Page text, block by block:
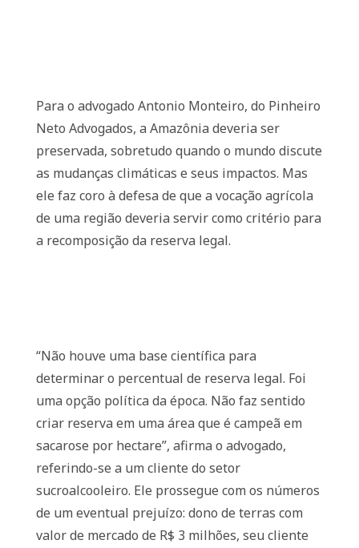
Para o advogado Antonio Monteiro, do Pinheiro
Neto Advogados, a Amazônia deveria ser
preservada, sobretudo quando o mundo discute
as mudanças climáticas e seus impactos. Mas
ele faz coro à defesa de que a vocação agrícola
de uma região deveria servir como critério para
a recomposição da reserva legal.
“Não houve uma base científica para
determinar o percentual de reserva legal. Foi
uma opção política da época. Não faz sentido
criar reserva em uma área que é campeã em
sacarose por hectare”, afirma o advogado,
referindo-se a um cliente do setor
sucroalcooleiro. Ele prossegue com os números
de um eventual prejuízo: dono de terras com
valor de mercado de R$ 3 milhões, seu cliente